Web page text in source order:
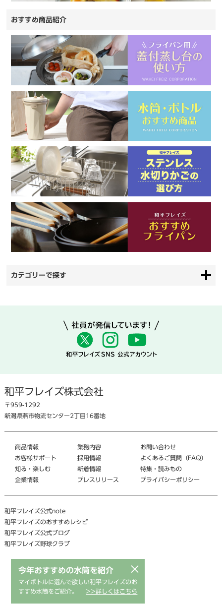
おすすめ商品紹介
カテゴリーで探す
和平フレイズ株式会社
〒959-1292
新潟県燕市物流センター2丁目16番地
商品情報
お客様サポート
知る・楽しむ
企業情報
業務内容
採用情報
新着情報
プレスリリース
お問い合わせ
よくあるご質問（FAQ）
特集・読みもの
プライバシーポリシー
和平フレイズ公式note
和平フレイズのおすすめレシピ
和平フレイズ公式ブログ
和平フレイズ野球クラブ
×
今年おすすめの水筒を紹介
マイボトルに選んで欲しい和平フレイズのお
すすめ水筒をご紹介。
>>詳しくはこちら